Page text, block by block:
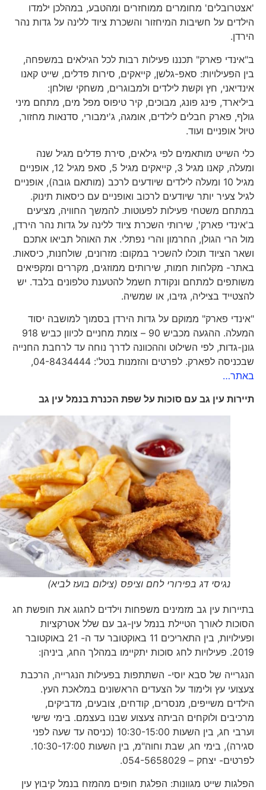
'אצטרובלים' מחומרים ממוחזרים ומהטבע, במהלכן ילמדו
הילדים על חשיבות המיחזור והשכרת ציוד ללינה על גדות נהר
הירדן.
ב"אינדי פארק" תכננו פעילות רבות לכל הגילאים במשפחה,
בין הפעילויות: סאפ-גלשן, קייאקים, סירות פדלים, שייט קאנו
אינדיאני, חץ וקשת לילדים ולמבוגרים, משחקי שולחן:
ביליארד, פינג פונג, מבוכים, קיר טיפוס מפל מים, מתחם מיני
גולף, פארק חבלים לילדים, אומגה, ג'ימבורי, סדנאות מחזור,
טיול אופניים ועוד.
כלי השייט מותאמים לפי גילאים, סירת פדלים מגיל שנה
ומעלה, קאנו מגיל 3, קייאקים מגיל 5, סאפ מגיל 12, אופניים
מגיל 10 ומעלה לילדים שיודעים לרכב (מותאם גובה), אופניים
לגיל צעיר יותר שיודעים לרכוב ואופניים עם כיסאות תינוק.
במתחם משטחי פעילות לפעוטות. להמשך החוויה, מציעים
ב'אינדי פארק', שירותי השכרת ציוד ללינה על גדות נהר הירדן,
מול הרי הגולן, החרמון והרי נפתלי. את האוהל תביאו אתכם
ושאר הציוד תוכלו להשכיר במקום: מזרונים, שולחנות, כיסאות.
באתר- מקלחות חמות, שירותים ממוזגים, מקררים ומקפיאים
משותפים למתחם ונקודת חשמל להטענת טלפונים בלבד. יש
להצטייד בציליה, גזיבו, או שמשיה.
"אינדי פארק" ממוקם על גדות הירדן בסמוך למושבה יסוד
המעלה. ההגעה מכביש 90 – צומת מחניים לכיוון כביש 918
גונן-גדות, לפי השילוט וההכוונה לדרך נוחה עד לרחבת החנייה
שבכניסה לפארק. לפרטים והזמנות בטל': 04-8434444,
באתר…
תיירות עין גב עם סוכות על שפת הכנרת בנמל עין גב
נגיסי דג בפירורי לחם וציפס (צילום בועז לביא)
בתיירות עין גב מזמינים משפחות וילדים לחגוג את חופשת חג
הסוכות לאורך הטיילת בנמל עין-גב עם שלל אטרקציות
ופעילויות, בין התאריכים 11 באוקטובר עד ה- 21 באוקטובר
2019. פעילויות לחג סוכות יתקיימו במהלך החג, ביניהן:
הנגרייה של סבא יוסי- השתתפות בפעילות הנגרייה, הרכבת
צעצועי עץ ולימוד על הצעדים הראשונים במלאכת העץ.
הילדים משייפים, מנסרים, קודחים, צובעים, מדביקים,
מרכיבים ולוקחים הביתה צעצוע שבנו בעצמם. בימי שישי
וערבי חג, בין השעות 10:30-15:00 (כניסה עד שעה לפני
סגירה), בימי חג, שבת וחוה"מ, בין השעות 10:30-17:00.
לפרטים- יצחק – 054-5658029.
הפלגות שייט מגוונות: הפלגת חופים מהמזח בנמל קיבוץ עין